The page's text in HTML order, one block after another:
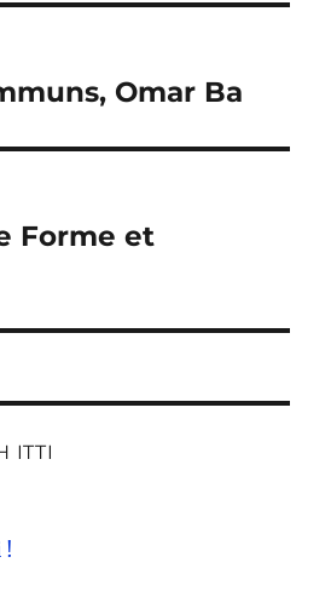
Omar Ba
Forme et
ITTI
!